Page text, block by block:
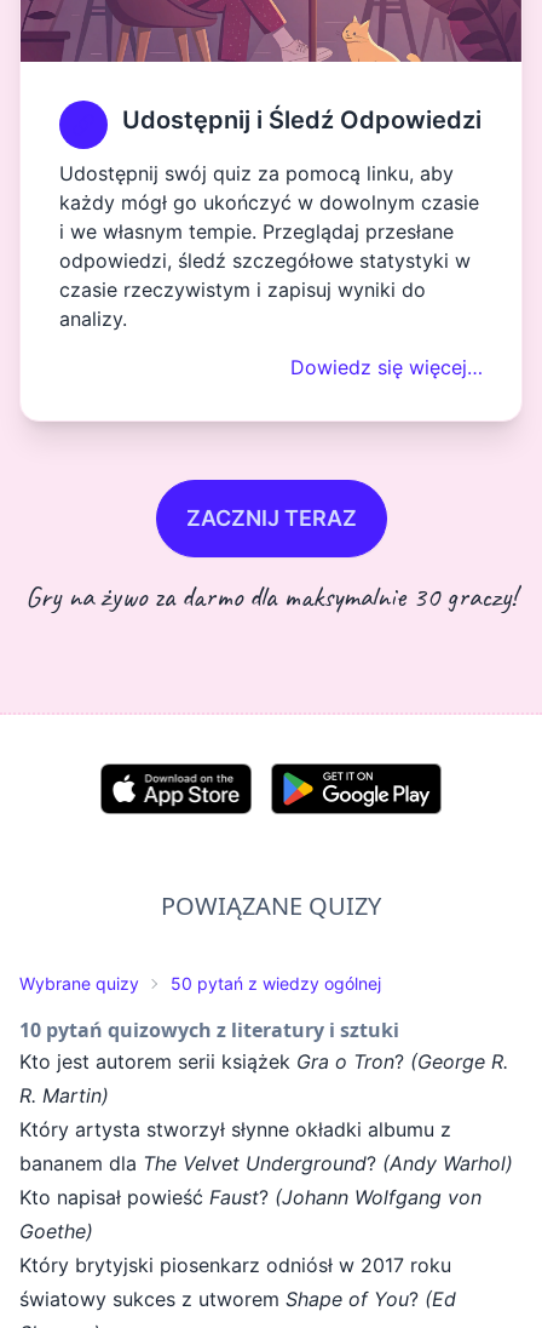
Udostępnij i Śledź Odpowiedzi
Udostępnij swój quiz za pomocą linku, aby
każdy mógł go ukończyć w dowolnym czasie
i we własnym tempie. Przeglądaj przesłane
odpowiedzi, śledź szczegółowe statystyki w
czasie rzeczywistym i zapisuj wyniki do
analizy.
Dowiedz się więcej…
ZACZNIJ TERAZ
Gry na żywo za darmo dla maksymalnie 30 graczy!
POWIĄZANE QUIZY
Wybrane quizy 50 pytań z wiedzy ogólnej
10 pytań quizowych z literatury i sztuki
Kto jest autorem serii książek Gra o Tron? (George R.
R. Martin)
Który artysta stworzył słynne okładki albumu z
bananem dla The Velvet Underground? (Andy Warhol)
Kto napisał powieść Faust? (Johann Wolfgang von
Goethe)
Który brytyjski piosenkarz odniósł w 2017 roku
światowy sukces z utworem Shape of You? (Ed